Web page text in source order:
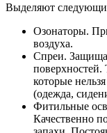
Выделяют
Озонаторы.
воздуха.
Спреи.
поверхностей.
которые
(одежда,
Фитильные
Качественно